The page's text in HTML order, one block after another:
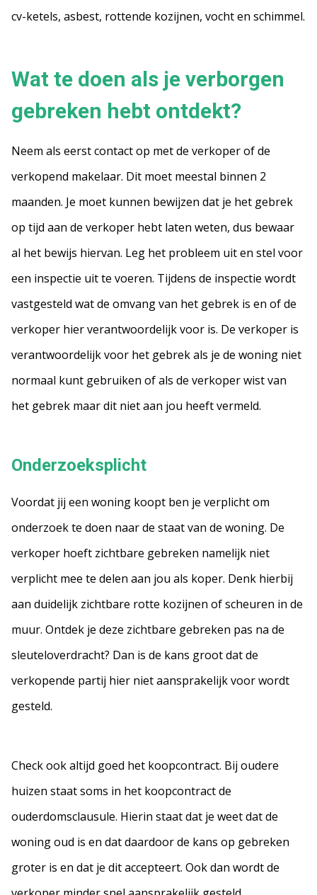
cv-ketels, asbest, rottende kozijnen, vocht en schimmel.
Wat te doen als je verborgen
gebreken hebt ontdekt?
Neem als eerst contact op met de verkoper of de
verkopend makelaar. Dit moet meestal binnen 2
maanden. Je moet kunnen bewijzen dat je het gebrek
op tijd aan de verkoper hebt laten weten, dus bewaar
al het bewijs hiervan. Leg het probleem uit en stel voor
een inspectie uit te voeren. Tijdens de inspectie wordt
vastgesteld wat de omvang van het gebrek is en of de
verkoper hier verantwoordelijk voor is. De verkoper is
verantwoordelijk voor het gebrek als je de woning niet
normaal kunt gebruiken of als de verkoper wist van
het gebrek maar dit niet aan jou heeft vermeld.
Onderzoeksplicht
Voordat jij een woning koopt ben je verplicht om
onderzoek te doen naar de staat van de woning. De
verkoper hoeft zichtbare gebreken namelijk niet
verplicht mee te delen aan jou als koper. Denk hierbij
aan duidelijk zichtbare rotte kozijnen of scheuren in de
muur. Ontdek je deze zichtbare gebreken pas na de
sleuteloverdracht? Dan is de kans groot dat de
verkopende partij hier niet aansprakelijk voor wordt
gesteld.
Check ook altijd goed het koopcontract. Bij oudere
huizen staat soms in het koopcontract de
ouderdomsclausule. Hierin staat dat je weet dat de
woning oud is en dat daardoor de kans op gebreken
groter is en dat je dit accepteert. Ook dan wordt de